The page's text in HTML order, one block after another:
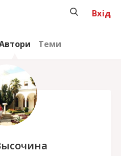
Теми
Вхід